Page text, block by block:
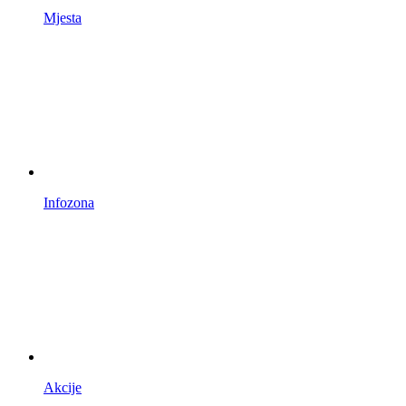
Mjesta
Infozona
Akcije